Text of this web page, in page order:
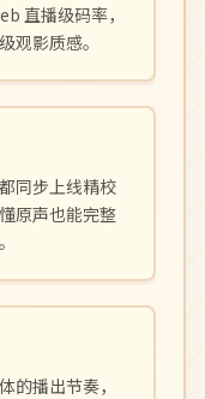
直播级码率，
观影质感。
同步上线精校
原声也能完整
的播出节奏，